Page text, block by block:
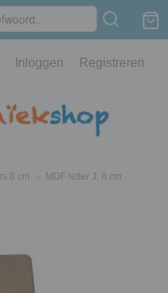
Inloggen Registreren
8 cm › MDF letter J; 8 cm